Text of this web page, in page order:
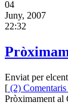
04
Juny, 2007
22:32
Enviat per
[ (2) Comentaris
Pròximament al